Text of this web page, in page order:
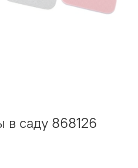
в саду 868126